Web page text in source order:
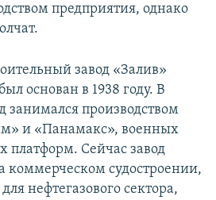
предприятия, однако
завод «Залив»
основан в 1938 году. В
занимался производством
и «Панамакс», военных
платформ. Сейчас завод
коммерческом судостроении,
нефтегазового сектора,